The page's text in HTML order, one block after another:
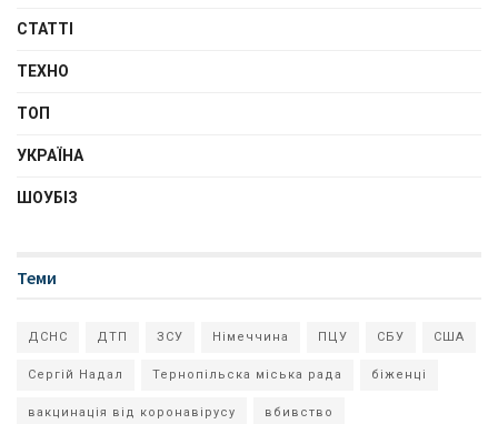
СТАТТІ
ТЕХНО
ТОП
УКРАЇНА
ШОУБІЗ
Теми
ДСНС ДТП ЗСУ Німеччина ПЦУ СБУ США
Сергій Надал Тернопільска міська рада біженці
вакцинація від коронавірусу вбивство